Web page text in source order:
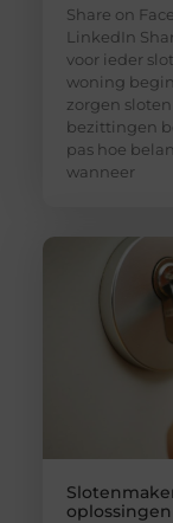
Share on
LinkedIn
voor ieder
woning
zorgen
bezittingen
pas hoe
wanneer
oplossingen